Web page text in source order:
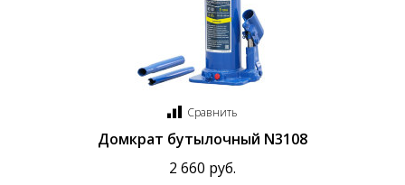
Сравнить
Домкрат бутылочный N3108
2 660 руб.